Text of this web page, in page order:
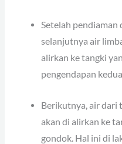
Setelah pendiaman
selanjutnya air
alirkan ke tangki
pengendapan
Berikutnya, air dari
akan di alirkan ke
gondok. Hal ini di